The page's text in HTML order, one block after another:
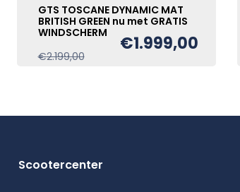
GTS TOSCANE DYNAMIC MAT
BRITISH GREEN nu met GRATIS
WINDSCHERM
€2.199,00
€1.999,00
Scootercenter